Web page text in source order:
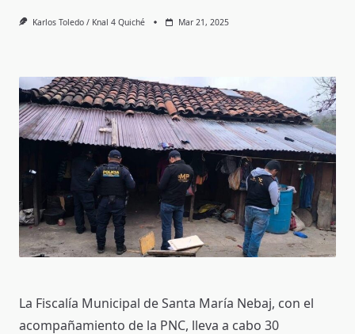
Karlos Toledo / Knal 4 Quiché Mar 21, 2025
La Fiscalía Municipal de Santa María Nebaj, con el
acompañamiento de la PNC, lleva a cabo 30